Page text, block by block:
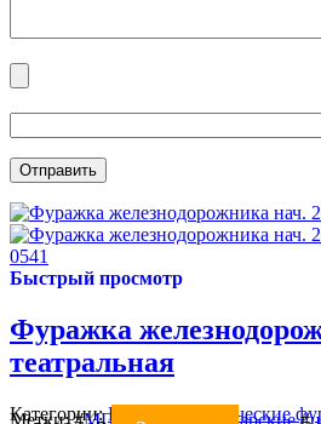
0541
Быстрый просмотр
Фуражка
театральная
Категории: Военно-исторические